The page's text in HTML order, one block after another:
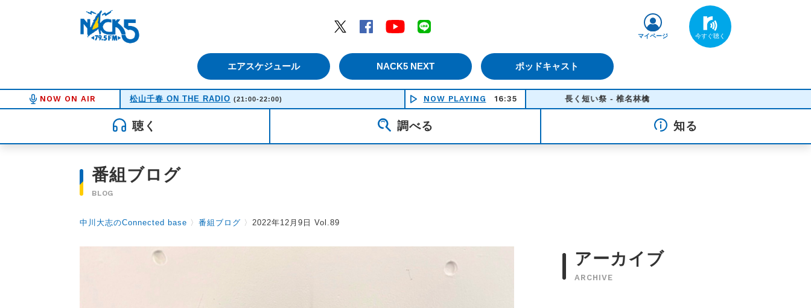
Twitter
Facebook YouTube
エアスケジュール NACK5 NEXT ポッドキャスト
マイページ
NOW ON AIR 松山千春 ON THE RADIO (21:00-22:00) NOW PLAYING 16:35 長く短い祭 - 椎名林檎
聴く 調べる 知る
番組ブログ
BLOG
中川大志のConnected base 〉 番組ブログ 〉 2022年12月9日 Vol.89
アーカイブ
ARCHIVE